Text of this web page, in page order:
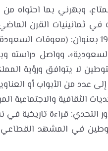
وبهرني بما احتواه
في ثمانينيات القرن
ميشيغان عام 1990 بعنوان:
وواصل دراسته
في المشهد